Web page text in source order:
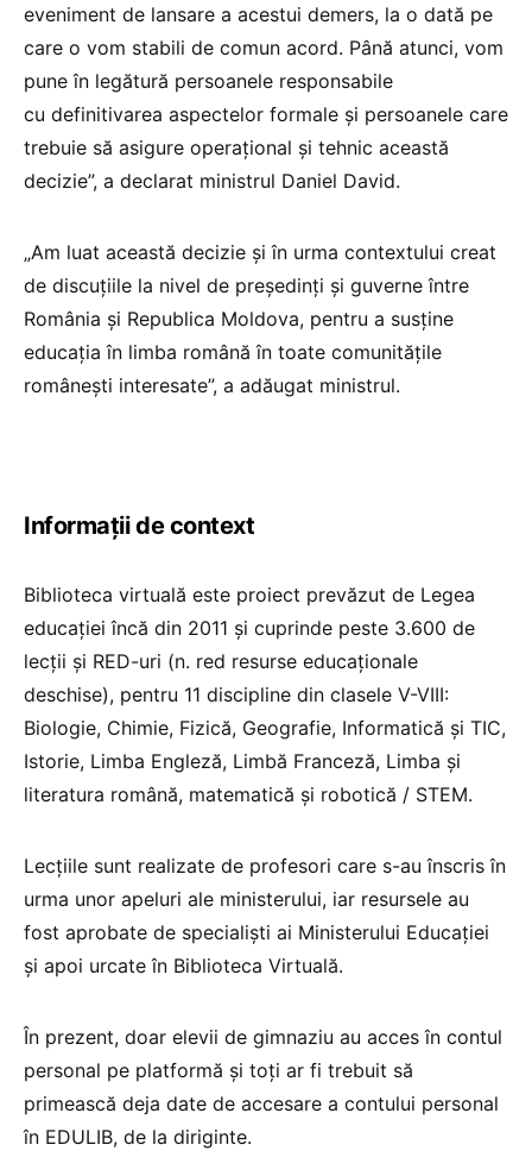
eveniment de lansare a acestui demers, la o dată pe
care o vom stabili de comun acord. Până atunci, vom
pune în legătură persoanele responsabile
cu definitivarea aspectelor formale și persoanele care
trebuie să asigure operațional și tehnic această
decizie”, a declarat ministrul Daniel David.
„Am luat această decizie și în urma contextului creat
de discuțiile la nivel de președinți și guverne între
România și Republica Moldova, pentru a susține
educația în limba română în toate comunitățile
românești interesate”, a adăugat ministrul.
Informații de context
Biblioteca virtuală este proiect prevăzut de Legea
educației încă din 2011 și cuprinde peste 3.600 de
lecții și RED-uri (n. red resurse educaționale
deschise), pentru 11 discipline din clasele V-VIII:
Biologie, Chimie, Fizică, Geografie, Informatică și TIC,
Istorie, Limba Engleză, Limbă Franceză, Limba și
literatura română, matematică și robotică / STEM.
Lecțiile sunt realizate de profesori care s-au înscris în
urma unor apeluri ale ministerului, iar resursele au
fost aprobate de specialiști ai Ministerului Educației
și apoi urcate în Biblioteca Virtuală.
În prezent, doar elevii de gimnaziu au acces în contul
personal pe platformă și toți ar fi trebuit să
primească deja date de accesare a contului personal
în EDULIB, de la diriginte.